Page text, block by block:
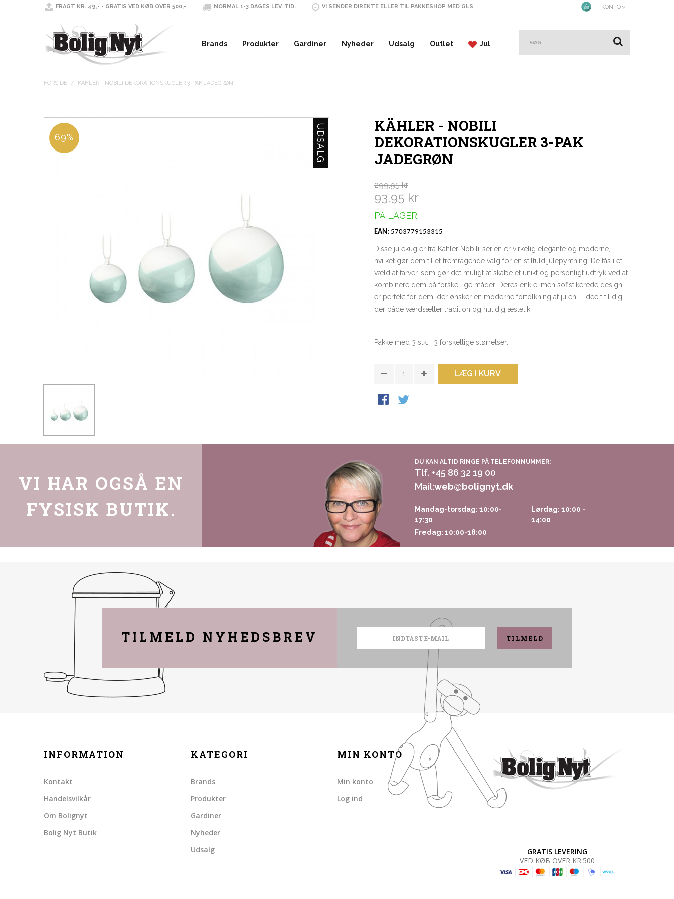
FRAGT KR. 49,- - GRATIS VED KØB OVER 500,- NORMAL 1-3 DAGES LEV. TID. VI SENDER DIREKTE ELLER TIL PAKKESHOP MED GLS KONTO
Brands Produkter Gardiner Nyheder Udsalg Outlet Jul
FORSIDE / KÄHLER - NOBILI DEKORATIONSKUGLER 3-PAK JADEGRØN
UDSALG
69%
KÄHLER - NOBILI
DEKORATIONSKUGLER 3-PAK
JADEGRØN
299,95 kr
93,95 kr
PÅ LAGER
EAN: 5703779153315
Disse julekugler fra Kähler Nobili-serien er virkelig elegante og moderne,
hvilket gør dem til et fremragende valg for en stilfuld julepyntning. De fås i et
væld af farver, som gør det muligt at skabe et unikt og personligt udtryk ved at
kombinere dem på forskellige måder. Deres enkle, men sofistikerede design
er perfekt for dem, der ønsker en moderne fortolkning af julen – ideelt til dig,
der både værdsætter tradition og nutidig æstetik.
Pakke med 3 stk. i 3 forskellige størrelser.
LÆG I KURV
VI HAR OGSÅ EN
FYSISK BUTIK.
DU KAN ALTID RINGE PÅ TELEFONNUMMER:
Tlf. +45 86 32 19 00
Mail:web@bolignyt.dk
Mandag-torsdag: 10:00-
17:30
Fredag: 10:00-18:00
Lørdag: 10:00 -
14:00
TILMELD NYHEDSBREV TILMELD
INFORMATION
Kontakt
Handelsvilkår
Om Bolignyt
Bolig Nyt Butik
KATEGORI
Brands
Produkter
Gardiner
Nyheder
Udsalg
MIN KONTO
Min konto
Log ind
GRATIS LEVERING
VED KØB OVER KR.500